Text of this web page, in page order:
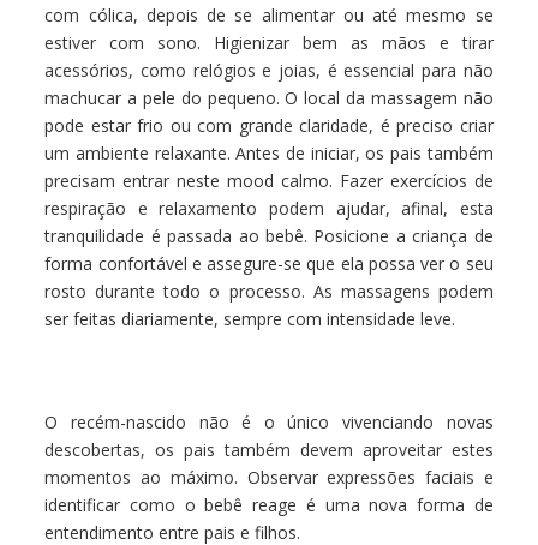
com cólica, depois de se alimentar ou até mesmo se
estiver com sono. Higienizar bem as mãos e tirar
acessórios, como relógios e joias, é essencial para não
machucar a pele do pequeno. O local da massagem não
pode estar frio ou com grande claridade, é preciso criar
um ambiente relaxante. Antes de iniciar, os pais também
precisam entrar neste mood calmo. Fazer exercícios de
respiração e relaxamento podem ajudar, afinal, esta
tranquilidade é passada ao bebê. Posicione a criança de
forma confortável e assegure-se que ela possa ver o seu
rosto durante todo o processo. As massagens podem
ser feitas diariamente, sempre com intensidade leve.
O recém-nascido não é o único vivenciando novas
descobertas, os pais também devem aproveitar estes
momentos ao máximo. Observar expressões faciais e
identificar como o bebê reage é uma nova forma de
entendimento entre pais e filhos.